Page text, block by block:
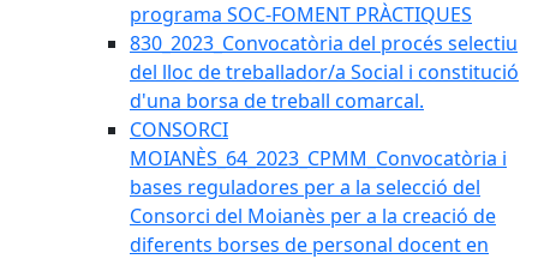
programa SOC-FOMENT PRÀCTIQUES
830_2023_Convocatòria del procés selectiu
del lloc de treballador/a Social i constitució
d'una borsa de treball comarcal.
CONSORCI
MOIANÈS_64_2023_CPMM_Convocatòria i
bases reguladores per a la selecció del
Consorci del Moianès per a la creació de
diferents borses de personal docent en